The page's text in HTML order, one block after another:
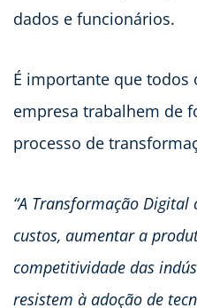
dados e funcionários.
É importante que todos
empresa trabalhem de
processo de
“A Transformação
custos, aumentar a
competitividade das
resistem à adoção de